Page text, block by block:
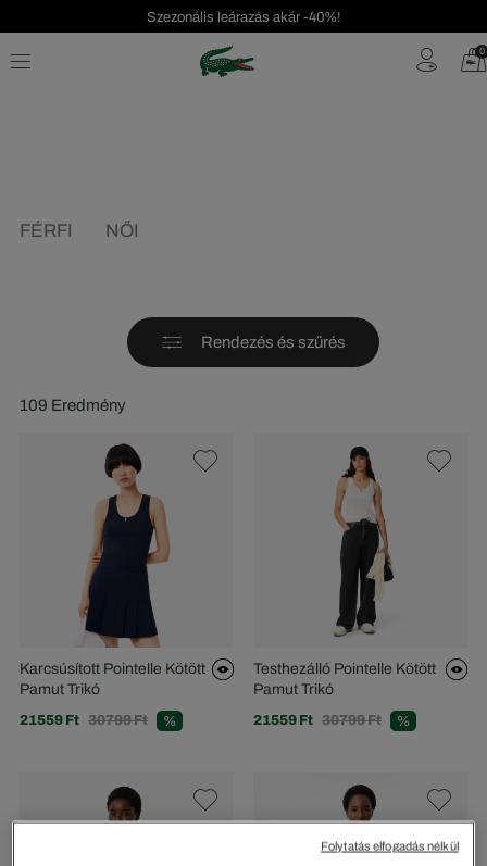
Szezonális leárazás akár -40%!
Ingyenes visszaküldés! 0
FÉRFI NŐI
109 Eredmény
Rendezés és szűrés
Karcsúsított Pointelle Kötött
Pamut Trikó
21559 Ft 30799 Ft %
Testhezálló Pointelle Kötött
Pamut Trikó
21559 Ft 30799 Ft %
Folytatás elfogadás nélkül